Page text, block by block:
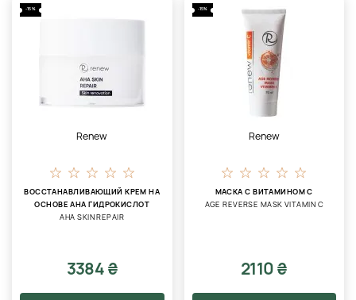
-15%
Renew
ВОССТАНАВЛИВАЮЩИЙ КРЕМ НА
ОСНОВЕ AHA ГИДРОКИСЛОТ
AHA SKIN REPAIR
3384 ₴
-15%
Renew
МАСКА С ВИТАМИНОМ С
AGE REVERSE MASK VITAMIN C
2110 ₴